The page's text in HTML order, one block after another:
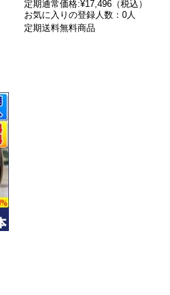
定期通常価格:¥17,496（税込）
お気に入りの登録人数：0人
定期送料無料商品